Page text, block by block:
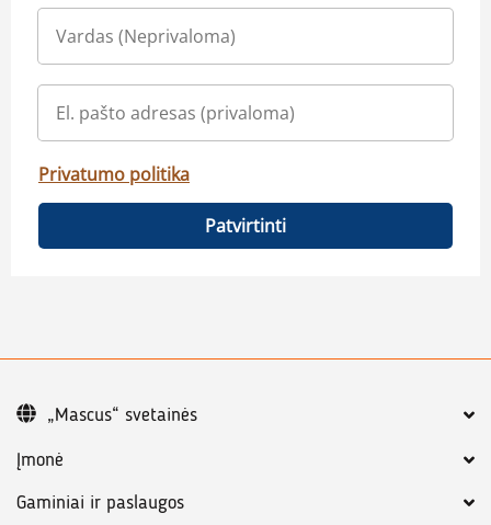
Privatumo politika
Patvirtinti
Įmonė
Gaminiai ir paslaugos
„Mascus“ svetainės